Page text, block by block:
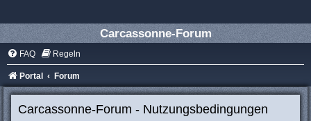
Carcassonne-Forum
FAQ Regeln
Portal Forum
Carcassonne-Forum - Nutzungsbedingungen